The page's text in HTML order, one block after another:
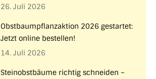
26. Juli 2026
Obstbaumpflanzaktion 2026 gestartet:
Jetzt online bestellen!
14. Juli 2026
Steinobstbäume richtig schneiden –